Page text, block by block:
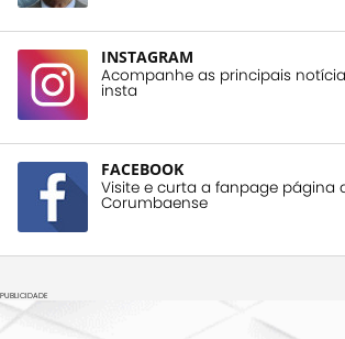
INSTAGRAM
Acompanhe as principais
insta
FACEBOOK
Visite e curta a fanpage página
Corumbaense
PUBLICIDADE